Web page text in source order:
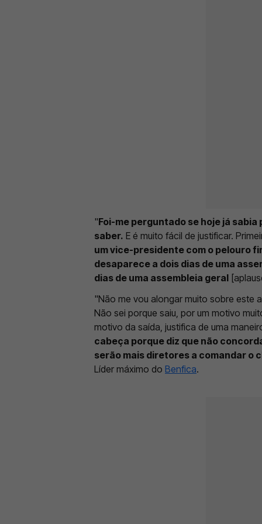
"Foi-me perguntado se hoje já
saber. E é muito fácil de justificar.
um vice-presidente com o pelouro
desaparece a dois dias de uma
dias de uma assembleia geral
"Não me vou alongar muito sobre este
Não sei porque saiu, por um motivo
motivo da saída, justifica de uma
cabeça porque diz que não
serão mais diretores a comandar o
Líder máximo do Benfica.